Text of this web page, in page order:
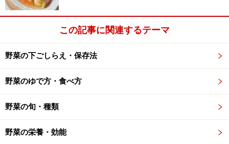
梅は収穫する時期によって大きさや色が違うのですが、
小梅なら、カリカリ梅を作るのにぴったりです
青梅は、梅酒、梅シロップ、梅ジャムなどに
黄色く熟した梅は梅干しに。青みが残る梅なら、固
干しに仕上がります
梅酒には青梅を使うのが一般的ですが、小梅や黄色
い梅でも作れます。熟していれば早く漬かります
この記事に関連するテーマ
野菜の下ごしらえ・保存法
野菜のゆで方・食べ方
野菜の旬・種類
野菜の栄養・効能